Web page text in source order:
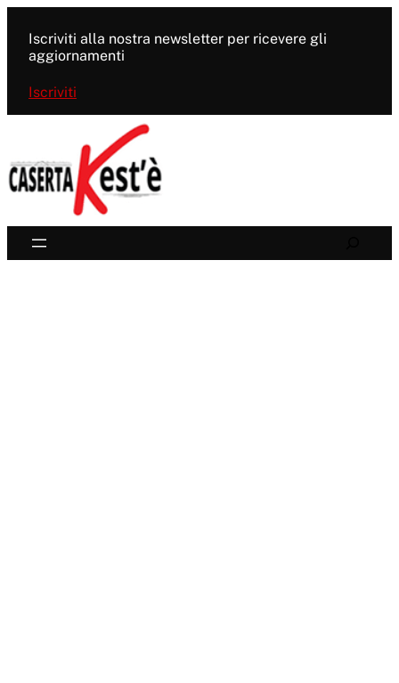
contenuto
Iscriviti alla nostra newsletter per ricevere gli
aggiornamenti
Iscriviti